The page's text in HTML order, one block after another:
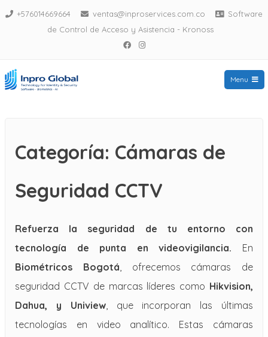
Saltar+576014669664 ventas@inproservices.com.co
Software
de Control de Acceso y Asistencia - Kronoss
FacebookInstagram
Menu
Categoría: Cámaras de
Seguridad CCTV
Refuerza la seguridad de tu entorno con
tecnología de punta en videovigilancia. En
Biométricos Bogotá, ofrecemos cámaras de
seguridad CCTV de marcas líderes como Hikvision,
Dahua, y Uniview, que incorporan las últimas
tecnologías en video analítico. Estas cámaras